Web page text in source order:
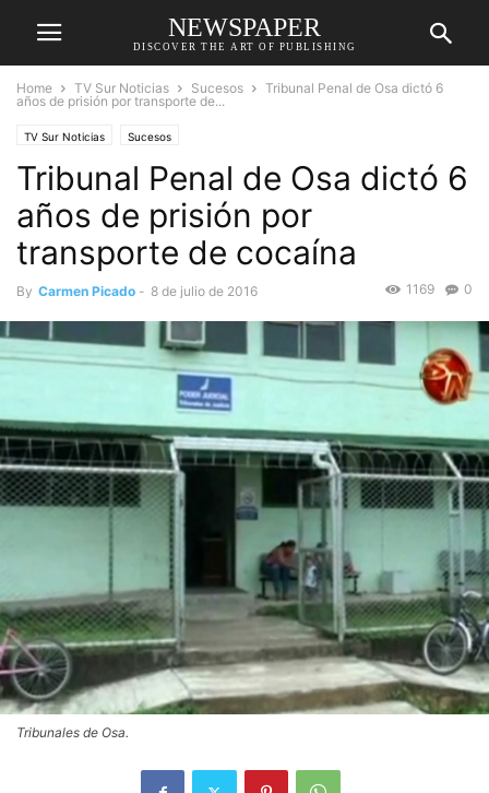
NEWSPAPER
DISCOVER THE ART OF PUBLISHING
Home TV Sur Noticias Sucesos
Tribunal Penal de Osa dictó 6
años de prisión por transporte de...
TV Sur Noticias Sucesos
Tribunal Penal de Osa dictó 6
años de prisión por
transporte de cocaína
By Carmen Picado - 8 de julio de 2016 0
1169
Tribunales de Osa.